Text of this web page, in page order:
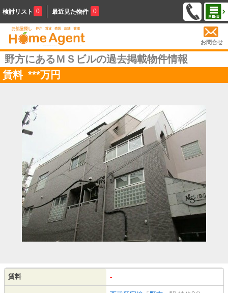
検討リスト 0 最近見た物件 0
お問合せ
野方にあるＭＳビルの過去掲載物件情報
賃料 ***万円
賃料 -